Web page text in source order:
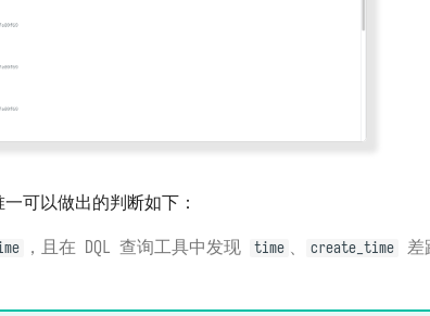
可以做出的判断如下：
，且在 DQL 查询工具中发现 time 、 create_time
差